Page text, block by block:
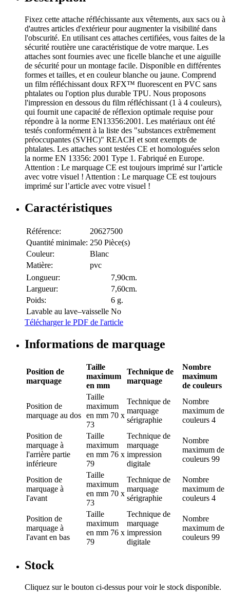
Fixez cette attache réfléchissante aux vêtements, aux sacs ou à
d'autres articles d'extérieur pour augmenter la visibilité dans
l'obscurité. En utilisant ces attaches certifiées, vous faites de la
sécurité routière une caractéristique de votre marque. Les
attaches sont fournies avec une ficelle blanche et une aiguille
de sécurité pour un montage facile. Disponible en différentes
formes et tailles, et en couleur blanche ou jaune. Comprend
un film réfléchissant doux RFX™ fluorescent en PVC sans
phtalates ou l'option plus durable TPU. Nous proposons
l'impression en dessous du film réfléchissant (1 à 4 couleurs),
qui fournit une capacité de réflexion optimale requise pour
répondre à la norme EN13356:2001. Les matériaux ont été
testés conformément à la liste des "substances extrêmement
préoccupantes (SVHC)" REACH et sont exempts de
phtalates. Les attaches sont testées CE et homologuées selon
la norme EN 13356: 2001 Type 1. Fabriqué en Europe.
Attention : Le marquage CE est toujours imprimé sur l’article
avec votre visuel ! Attention : Le marquage CE est toujours
imprimé sur l’article avec votre visuel !
Caractéristiques
Référence:
20627500
Quantité minimale: 250 Pièce(s)
Couleur:
Blanc
Matière:
pvc
Longueur:
7,90cm.
Largueur:
7,60cm.
Poids:
6 g.
Lavable au lave–vaisselle No
Télécharger le PDF de l'article
Informations de marquage
Position de
marquage
Taille
maximum
en mm
Technique de
marquage
Nombre
maximum
de couleurs
Position de
marquage au dos
Taille
maximum
en mm 70 x
73
Technique de
marquage
sérigraphie
Nombre
maximum de
couleurs 4
Position de
marquage à
l'arrière partie
inférieure
Taille
maximum
en mm 76 x
79
Technique de
marquage
impression
digitale
Nombre
maximum de
couleurs 99
Position de
marquage à
l'avant
Taille
maximum
en mm 70 x
73
Technique de
marquage
sérigraphie
Nombre
maximum de
couleurs 4
Position de
marquage à
l'avant en bas
Taille
maximum
en mm 76 x
79
Technique de
marquage
impression
digitale
Nombre
maximum de
couleurs 99
Stock
Cliquez sur le bouton ci-dessus pour voir le stock disponible.